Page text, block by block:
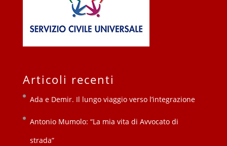
Articoli recenti
Ada e Demir. Il lungo viaggio verso l’integrazione
Antonio Mumolo: “La mia vita di Avvocato di
strada”